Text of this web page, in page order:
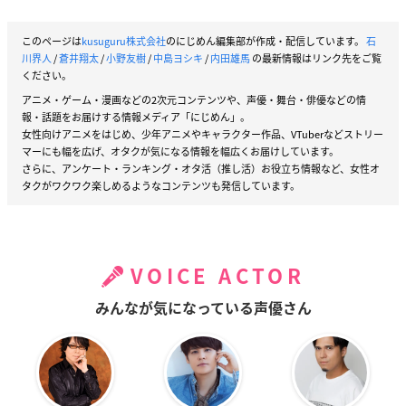
このページはkusuguru株式会社のにじめん編集部が作成・配信しています。 石
川界人/蒼井翔太/小野友樹/中島ヨシキ/内田雄馬の最新情報はリンク先をご覧
ください。
アニメ・ゲーム・漫画などの2次元コンテンツや、声優・舞台・俳優などの情
報・話題をお届けする情報メディア「にじめん」。
女性向けアニメをはじめ、少年アニメやキャラクター作品、VTuberなどストリー
マーにも幅を広げ、オタクが気になる情報を幅広くお届けしています。
さらに、アンケート・ランキング・オタ活（推し活）お役立ち情報など、女性オ
タクがワクワク楽しめるようなコンテンツも発信しています。
VOICE ACTOR
みんなが気になっている声優さん